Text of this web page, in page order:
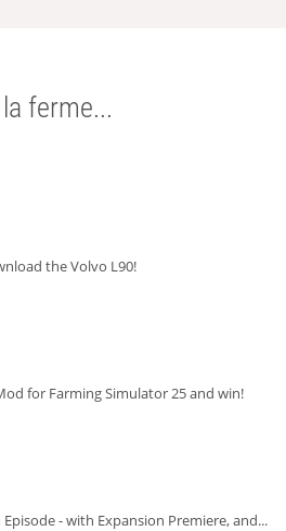
ferme...
the Volvo L90!
for Farming Simulator 25 and win!
- with Expansion Premiere, and...